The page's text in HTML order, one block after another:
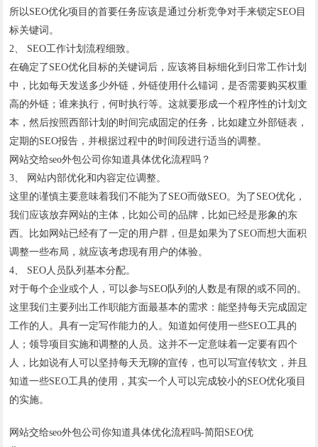
所以SEO优化项目的首要任务应该是通过分析竞争对手来锁定SEO目
标关键词。
2、 SEO工作计划流程细致。
在确定了SEO优化目标的关键词后，应该将目标细化到日常工作计划
中，比如每天发送多少外链，外链使用什么锚词，是否需要购买权重
高的外链；谁来执行，何时执行等。这就要形成一个程序性的计划文
本，然后按照西部计划的时间完成固定的任务，比如建立外部链表，
定期的SEO报告，并根据过程中的时间段进行适当的调整。
网站交给seo外包公司你知道具体优化流程吗？
3、 网站内部优化和内容定位调整。
这里的谨慎主要意味着我们不能为了SEO而做SEO。为了SEO优化，
我们应该放弃网站的主体，比如公司的品牌，比如已经是形象的东
西。比如网站已经有了一定的用户群，但是如果为了SEO而想大面积
调整一些布局，就应该考虑现有用户的体验。
4、 SEO人员队列基本分配。
对于每个企业或个人，可以参与SEO队列的人数是有限的或不同的。
这里我们主要列出工作职能方面最基本的需求：能坚持每天完成固定
工作的人。具有一定写作能力的人。知道如何使用一些SEO工具的
人；领导项目实施和调整的人员。这并不一定意味着一定要有四个
人，比如说有人可以坚持每天无聊的宣传，也可以写宣传软文，并且
知道一些SEO工具的使用，其实一个人可以完成较小的SEO优化项目
的实施。
网站交给seo外包公司你知道具体优化流程吗-简阳SEO优